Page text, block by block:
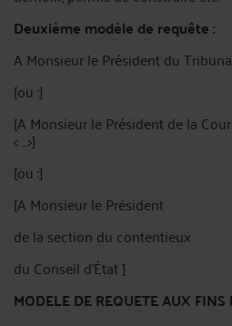
Deuxième modèle de requête :
A Monsieur le Président du
[ou :]
[A Monsieur le Président de la
< ...>]
[ou :]
[A Monsieur le Président
de la section du contentieux
du Conseil d'État ]
MODELE DE REQUETE AUX FINS